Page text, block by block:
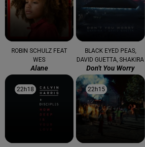
ROBIN SCHULZ FEAT
WES
Alane
BLACK EYED PEAS,
DAVID GUETTA, SHAKIRA
Don't You Worry
22h18
22h18 22h15
22h15